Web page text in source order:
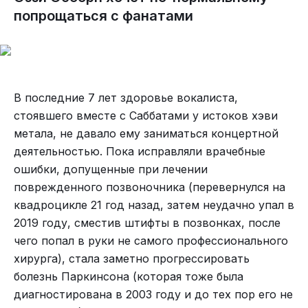
мире, способные подняться в небо. Формальную
летную годность сохраняет тот самый Шорт
пригнал его к себе домой в 1993 году - уже более
30 лет.
На базе в Спроат Лейк останется лишь носовая
часть Марса под условным обозначением SHIP 8.
На "Мартин" успели заложить восьмой самолет
до того, как ВМС США от него отказались. Когда
Forest Industries Flying Tankers скупали у ВМС
США самолеты и запчасти, им помимо всего
прочего отдали и это. Фрагмент недостроенного
борта долгое время гнил на задах. После
продажи базы новые владельцы обратили на
него внимание и решили сделать украшение для
Спустя два года я отдал себе отчет, что объем
Привел я в полный порядок Дружище. Через
неделю он уехал за 450 километров. Я помахал
ему вслед и пожелал чтобы новый друг его
берег.
попрощаться с фанатами
В последние 7 лет здоровье вокалиста,
стоявшего вместе с Саббатами у истоков хэви
метала, не давало ему заниматься концертной
деятельностью. Пока исправляли врачебные
ошибки, допущенные при лечении
поврежденного позвоночника (перевернулся на
квадроцикле 21 год назад, затем неудачно упал в
2019 году, сместив штифты в позвонках, после
чего попал в руки не самого профессионального
хирурга), стала заметно прогрессировать
болезнь Паркинсона (которая тоже была
диагностирована в 2003 году и до тех пор его не